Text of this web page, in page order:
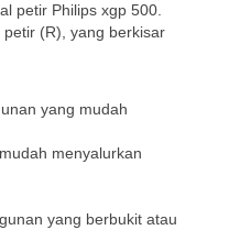
petir Philips xgp 500.
(R), yang berkisar
yang mudah
menyalurkan
yang berbukit atau